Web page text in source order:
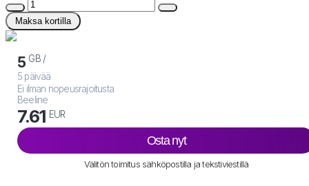
Maksa kortilla
5 GB /
5 päivää
Ei ilman nopeusrajoitusta
Beeline
7.61 EUR
Osta nyt
Välitön toimitus sähköpostilla ja tekstiviestillä